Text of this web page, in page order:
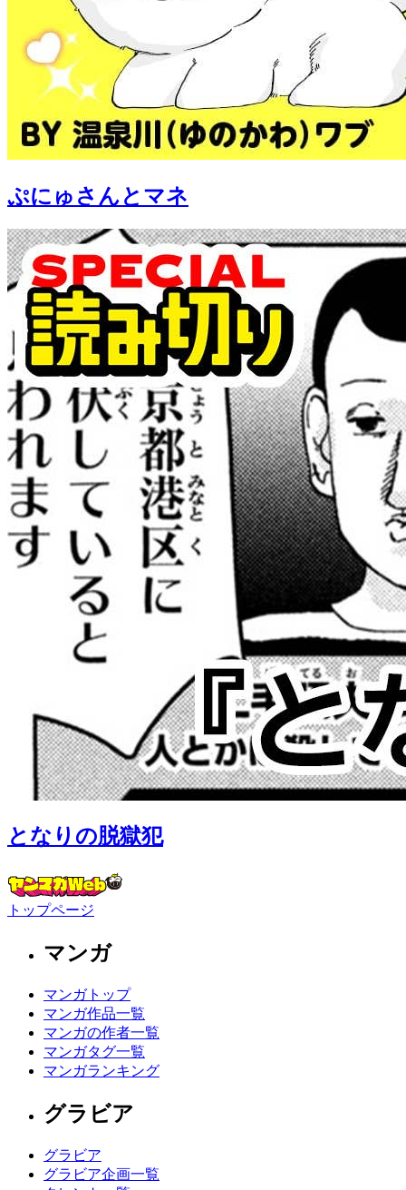
ぷにゅさんとマネ
となりの脱獄犯
トップページ
マンガ
マンガトップ
マンガ作品一覧
マンガの作者一覧
マンガタグ一覧
マンガランキング
グラビア
グラビア
グラビア企画一覧